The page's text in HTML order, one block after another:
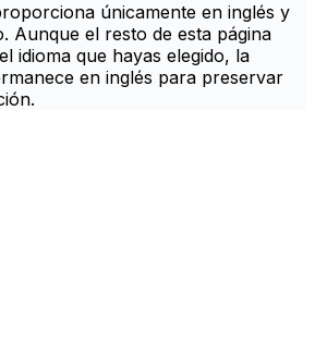
únicamente en inglés y
Aunque el resto de esta página
idioma que hayas elegido, la
en inglés para preservar